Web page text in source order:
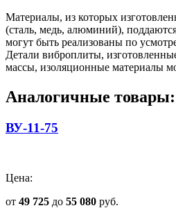
Материалы, из которых
(сталь, медь, алюминий),
могут быть реализованы по
Детали виброплиты,
массы, изоляционные материалы
Аналогичные товары:
ВУ-11-75
Цена:
от 49 725 до 55 080 руб.